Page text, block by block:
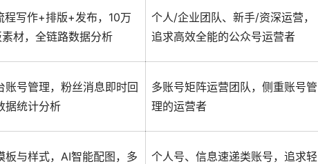
程写作+排版+发布，10万
材，全链路数据分析
个人/企业团队、新手/资深运营，
追求高效全能的公众号运营者
账号管理，粉丝消息即时回
据统计分析
多账号矩阵运营团队，侧重账号管
理的运营者
板与样式，AI智能配图，多
个人号、信息速递类账号，追求轻